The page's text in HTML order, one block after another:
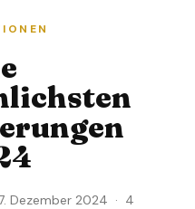
Dezember 2024 · 4